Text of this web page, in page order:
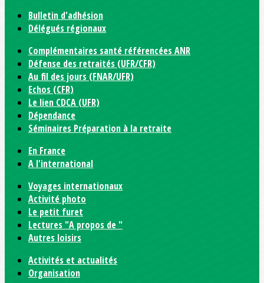
Bulletin d'adhésion
Délégués régionaux
Complémentaires santé référencées ANR
Défense des retraités (UFR/CFR)
Au fil des jours (FNAR/UFR)
Echos (CFR)
Le lien CDCA (UFR)
Dépendance
Séminaires Préparation à la retraite
En France
A l'international
Voyages internationaux
Activité photo
Le petit furet
Lectures "A propos de "
Autres loisirs
Activités et actualités
Organisation